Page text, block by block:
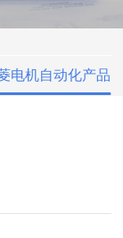
电机自动化产品